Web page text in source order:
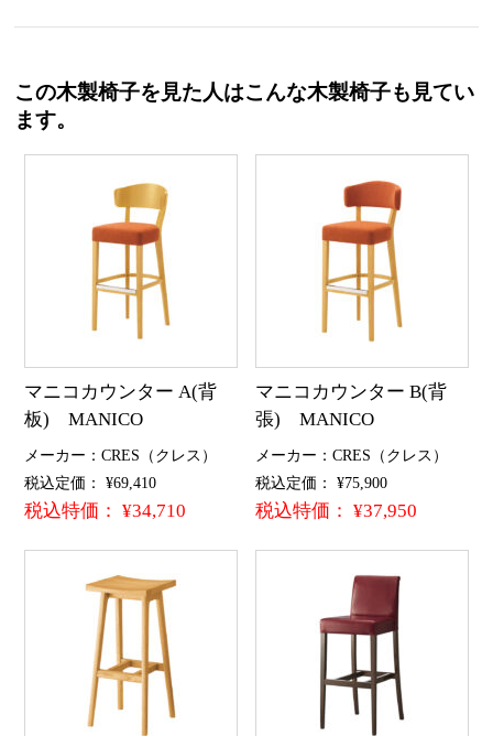
この木製椅子を見た人はこんな木製椅子も見てい
ます。
マニコカウンター A(背
板) MANICO
メーカー：CRES（クレス）
税込定価： ¥69,410
税込特価： ¥34,710
マニコカウンター B(背
張) MANICO
メーカー：CRES（クレス）
税込定価： ¥75,900
税込特価： ¥37,950